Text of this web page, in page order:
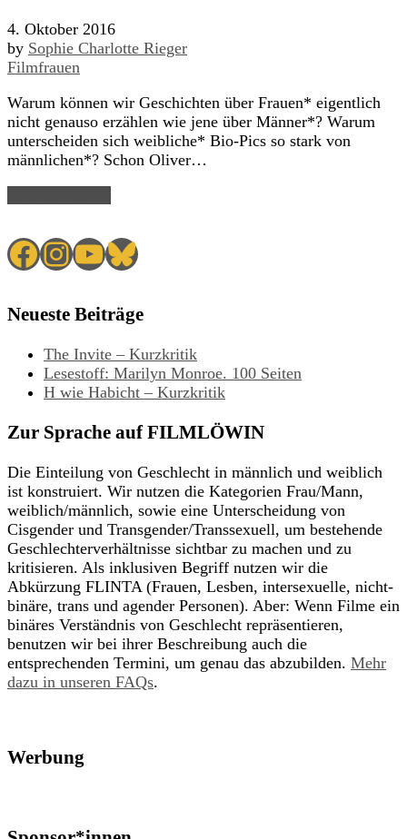
4. Oktober 2016
by Sophie Charlotte Rieger
Filmfrauen
Warum können wir Geschichten über Frauen* eigentlich
nicht genauso erzählen wie jene über Männer*? Warum
unterscheiden sich weibliche* Bio-Pics so stark von
männlichen*? Schon Oliver…
Facebook
Instagram
YouTube
Bluesky
Neueste Beiträge
The Invite – Kurzkritik
Lesestoff: Marilyn Monroe. 100 Seiten
H wie Habicht – Kurzkritik
Zur Sprache auf FILMLÖWIN
Die Einteilung von Geschlecht in männlich und weiblich
ist konstruiert. Wir nutzen die Kategorien Frau/Mann,
weiblich/männlich, sowie eine Unterscheidung von
Cisgender und Transgender/Transsexuell, um bestehende
Geschlechterverhältnisse sichtbar zu machen und zu
kritisieren. Als inklusiven Begriff nutzen wir die
Abkürzung FLINTA (Frauen, Lesben, intersexuelle, nicht-
binäre, trans und agender Personen). Aber: Wenn Filme ein
binäres Verständnis von Geschlecht repräsentieren,
benutzen wir bei ihrer Beschreibung auch die
entsprechenden Termini, um genau das abzubilden. Mehr
dazu in unseren FAQs.
Werbung